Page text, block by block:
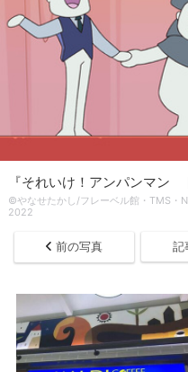
『それいけ！アンパンマン
©やなせたかし/フレーベル館・TMS・
2022
前の写真 記